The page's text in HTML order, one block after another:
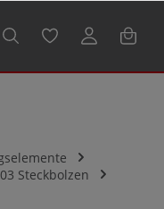
03 Steckbolzen